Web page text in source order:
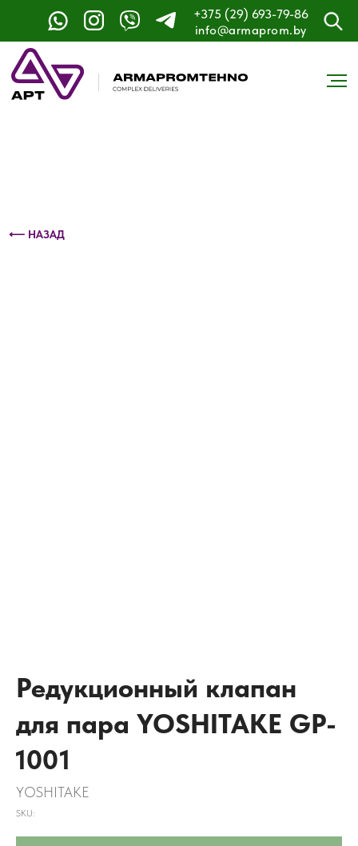
+375 (29) 693-79-86
info@armaprom.by
Контактный телефон: +375 (29) 693-79-86
⟵ НАЗАД
Редукционный клапан
для пара YOSHITAKE GP-
1001
YOSHITAKE
SKU: